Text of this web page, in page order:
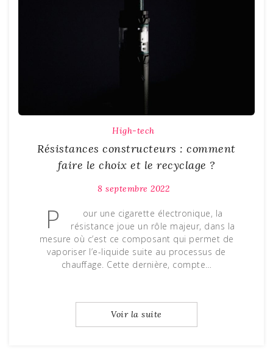
High-tech
Résistances constructeurs : comment
faire le choix et le recyclage ?
8 septembre 2022
P
our une cigarette électronique, la
résistance joue un rôle majeur, dans la
mesure où c’est ce composant qui permet de
vaporiser l’e-liquide suite au processus de
chauffage. Cette dernière, compte…
Voir la suite